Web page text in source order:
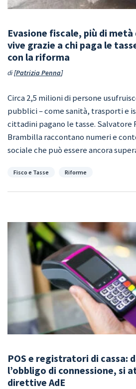
Evasione fiscale, più di
vive grazie a chi paga le
con la riforma
di Patrizia Penna
Circa 2,5 milioni di persone
pubblici – come sanità, trasporti e
cittadini pagano le tasse. Salvatore
Brambilla raccontano numeri e
sociale che può essere ancora
Categorie
Fisco e Tasse Riforme
POS e registratori di cassa:
l’obbligo di connessione, si
direttive AdE